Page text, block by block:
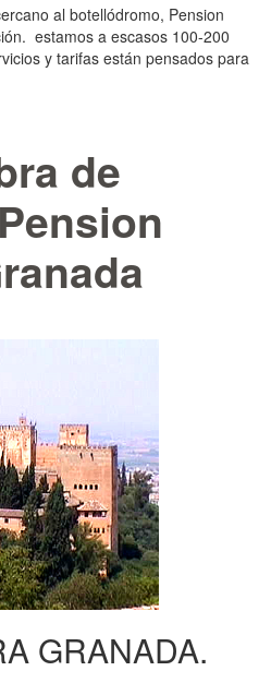
al botellódromo, Pension
estamos a escasos 100-200
y tarifas están pensados para
de
GRANADA.